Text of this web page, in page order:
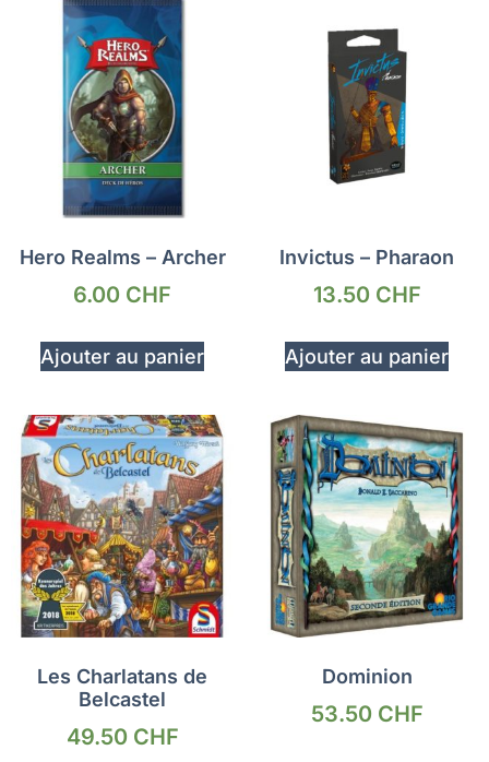
Hero Realms – Archer
6.00 CHF
Ajouter au panier
Invictus – Pharaon
13.50 CHF
Ajouter au panier
Les Charlatans de
Belcastel
49.50 CHF
Dominion
53.50 CHF